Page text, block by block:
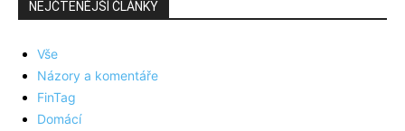
NEJČTENĚJŠÍ ČLÁNKY
Vše
Názory a komentáře
FinTag
Domácí